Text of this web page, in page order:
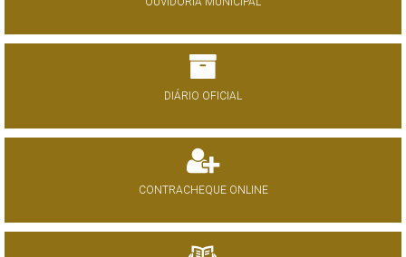
DIÁRIO OFICIAL
CONTRACHEQUE ONLINE